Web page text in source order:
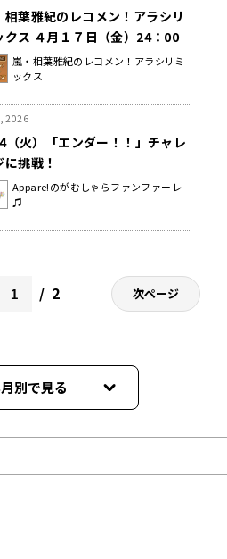
相葉雅紀のレコメン！アラシリ
クス ４月１７日（金）24：00
放送！
嵐・相葉雅紀のレコメン！アラシリミ
ックス
2026
（火）「エンダー！！」チャレ
に挑戦！
Appare!のがむしゃらファンファーレ
♫
2 次ページ
別で見る